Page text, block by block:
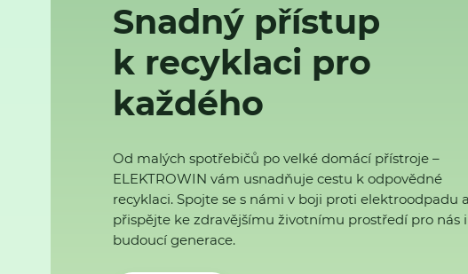
Snadný přístup
k recyklaci pro
každého
Od malých spotřebičů po velké domácí přístroje –
ELEKTROWIN vám usnadňuje cestu k odpovědné
recyklaci. Spojte se s námi v boji proti elektroodpadu a
přispějte ke zdravějšímu životnímu prostředí pro nás i
budoucí generace.